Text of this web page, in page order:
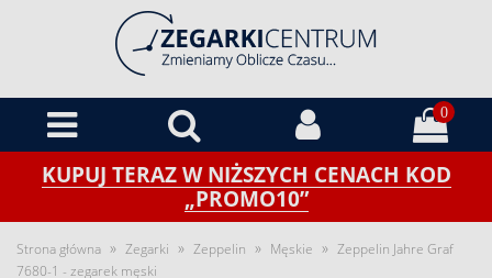
0
KUPUJ TERAZ W NIŻSZYCH CENACH KOD
„PROMO10”
Strona główna » Zegarki » Zeppelin » Męskie » Zeppelin Jahre Graf
7680-1 - zegarek męski